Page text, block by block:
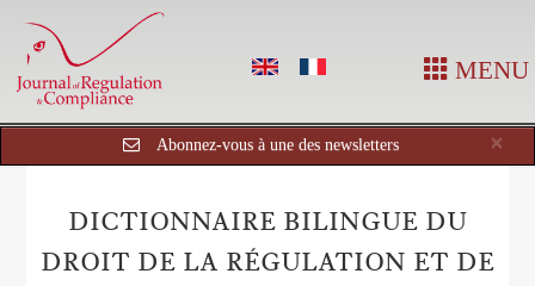
MENU
×
Abonnez-vous à une des newsletters
DICTIONNAIRE BILINGUE DU
DROIT DE LA RÉGULATION ET DE